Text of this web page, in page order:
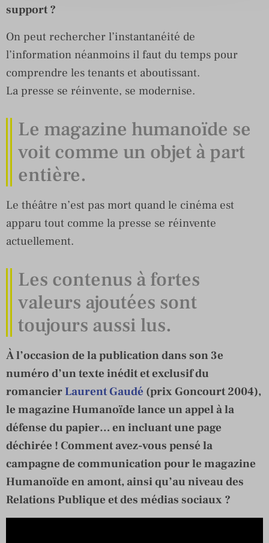
support ?
On peut rechercher l’instantanéité de
l’information néanmoins il faut du temps pour
comprendre les tenants et aboutissant.
La presse se réinvente, se modernise.
Le magazine humanoïde se
voit comme un objet à part
entière.
Le théâtre n’est pas mort quand le cinéma est
apparu tout comme la presse se réinvente
actuellement.
Les contenus à fortes
valeurs ajoutées sont
toujours aussi lus.
À l’occasion de la publication dans son 3e
numéro d’un texte inédit et exclusif du
romancierLaurent Gaudé (prix Goncourt 2004),
le magazine Humanoïde lance un appel à la
défense du papier… en incluant une page
déchirée ! Comment avez-vous pensé la
campagne de communication pour le magazine
Humanoïde en amont, ainsi qu’au niveau des
Relations Publique et des médias sociaux ?